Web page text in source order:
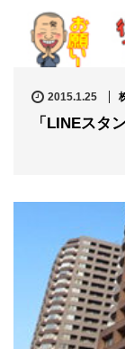
2015.1.25
「LINEスタ